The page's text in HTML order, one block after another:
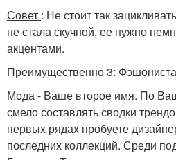
Совет : Не стоит так
не стала скучной, ее нужно
акцентами.
Преимущественно 3: Фэшониста
Мода - Ваше второе имя. По
смело составлять сводки
первых рядах пробуете
последних коллекций. Среди